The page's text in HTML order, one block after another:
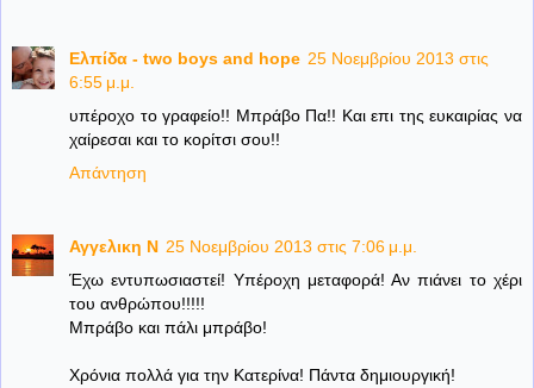
Ελπίδα - two boys and hope 25 Νοεμβρίου 2013 στις
6:55 μ.μ.
υπέροχο το γραφείο!! Μπράβο Πα!! Και επι της ευκαιρίας να
χαίρεσαι και το κορίτσι σου!!
Απάντηση
Αγγελικη Ν 25 Νοεμβρίου 2013 στις 7:06 μ.μ.
Έχω εντυπωσιαστεί! Υπέροχη μεταφορά! Αν πιάνει το χέρι
του ανθρώπου!!!!!
Μπράβο και πάλι μπράβο!
Χρόνια πολλά για την Κατερίνα! Πάντα δημιουργική!